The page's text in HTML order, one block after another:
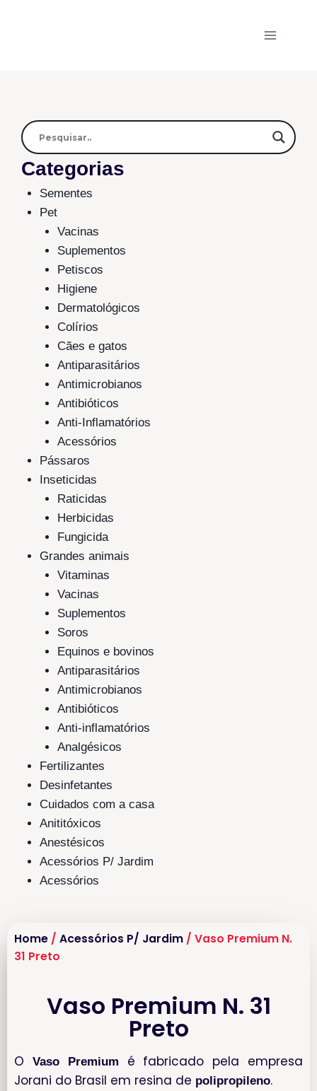
Categorias
Sementes
Pet
Vacinas
Suplementos
Petiscos
Higiene
Dermatológicos
Colírios
Cães e gatos
Antiparasitários
Antimicrobianos
Antibióticos
Anti-Inflamatórios
Acessórios
Pássaros
Inseticidas
Raticidas
Herbicidas
Fungicida
Grandes animais
Vitaminas
Vacinas
Suplementos
Soros
Equinos e bovinos
Antiparasitários
Antimicrobianos
Antibióticos
Anti-inflamatórios
Analgésicos
Fertilizantes
Desinfetantes
Cuidados com a casa
Anititóxicos
Anestésicos
Acessórios P/ Jardim
Acessórios
Home / Acessórios P/ Jardim / Vaso Premium N.
31 Preto
Vaso Premium N. 31
Preto
O Vaso Premium
é fabricado pela empresa
Jorani do Brasil em resina de polipropileno.